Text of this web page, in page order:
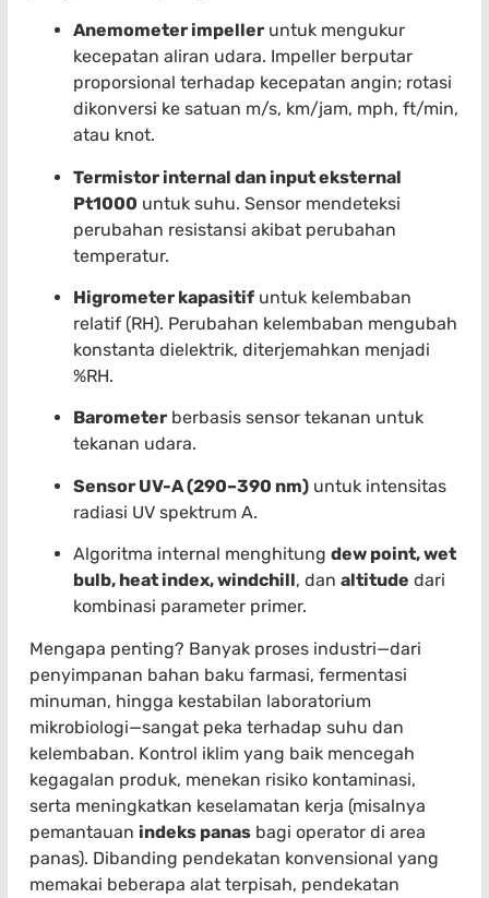
Anemometer impeller untuk mengukur
kecepatan aliran udara. Impeller berputar
proporsional terhadap kecepatan angin; rotasi
dikonversi ke satuan m/s, km/jam, mph, ft/min,
atau knot.
Termistor internal dan input eksternal
Pt1000 untuk suhu. Sensor mendeteksi
perubahan resistansi akibat perubahan
temperatur.
Higrometer kapasitif untuk kelembaban
relatif (RH). Perubahan kelembaban mengubah
konstanta dielektrik, diterjemahkan menjadi
%RH.
Barometer berbasis sensor tekanan untuk
tekanan udara.
Sensor UV-A (290–390 nm) untuk intensitas
radiasi UV spektrum A.
Algoritma internal menghitung dew point, wet
bulb, heat index, windchill, dan altitude dari
kombinasi parameter primer.
Mengapa penting? Banyak proses industri—dari
penyimpanan bahan baku farmasi, fermentasi
minuman, hingga kestabilan laboratorium
mikrobiologi—sangat peka terhadap suhu dan
kelembaban. Kontrol iklim yang baik mencegah
kegagalan produk, menekan risiko kontaminasi,
serta meningkatkan keselamatan kerja (misalnya
pemantauan indeks panas bagi operator di area
panas). Dibanding pendekatan konvensional yang
memakai beberapa alat terpisah, pendekatan